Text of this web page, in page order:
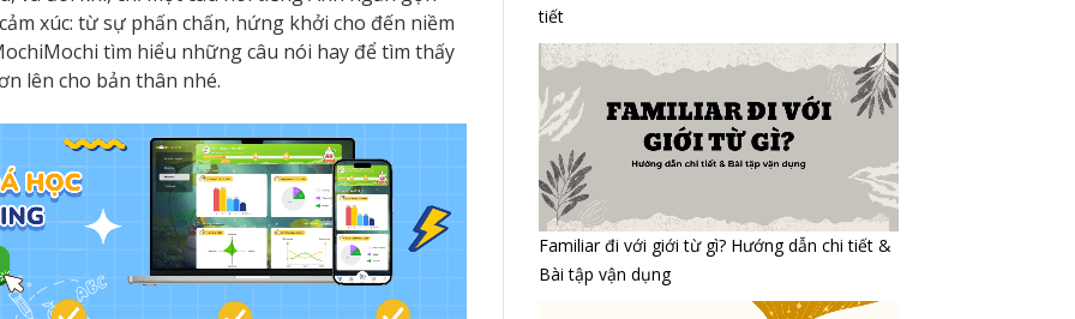
xúc: từ sự phấn chấn, hứng khởi cho đến niềm
tìm hiểu những câu nói hay để tìm thấy
lên cho bản thân nhé.
tiết
Familiar đi với giới từ gì? Hướng dẫn chi tiết &
Bài tập vận dụng